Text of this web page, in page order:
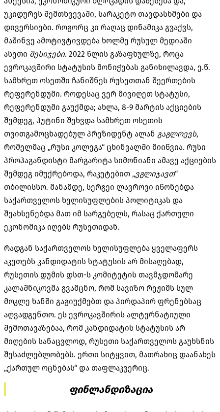
უკიდურეს შემთხვევაში, სარაკეტო თავდასხმები და
დივერსიები. როგორც კი რაღაც დინამიკა გვაქვს,
მაშინვე ამოტივტივდება ხოლმე რუსულ მედიაში
ასეთი მესიჯები. 2022 წლის გაზაფხულზე, როცა
ევროკავშირი სტატუსის მონიჭებას განიხილავდა, ე.წ.
სამხრეთ ოსეთში ჩანიშნეს რუსეთთან შეერთების
რეფერენდუმი. როდესაც ვერ მივიღეთ სტატუსი,
რეფერენდუმი გაუქმდა; ახლა, 8-9 მარტის აქციების
შემდეგ, პუტინი შეხვდა სამხრეთ ოსეთის
თვითგამოცხადებულ პრეზიდენტ ალან გაგლოევს,
რომელმაც „რუსი კოლეგა“ ცხინვალში მიიწვია. რუსი
პროპაგანდისტი მარგარიტა სიმონიანი ამავე აქციების
შემდეგ იმუქრებოდა, რაკეტებით „ვგლიჯავთ“
თბილისსო. მანამდე, სერგეი ლავროვი იწონებდა
საქართველოს ხელისუფლების პოლიტიკას და
შეახსენებდა მათ იმ სარგებელს, რასაც ქართული
ეკონომიკა იღებს რუსეთიდან.
რადგან საქართველოს ხელისუფლება ყველაფერს
აკეთებს კანდიდატის სტატუსის არ მისაღებად,
რუსეთის დუმის დსთ-ს კომიტეტის თავმჯდომარე
კალაშნიკოვმა გვამცნო, რომ სავიზო რეჟიმს სულ
მოკლე ხანში გაგიუქმებთ და პირდაპირ ფრენებსაც
აღვადგენთო. ეს ევროკავშირის ალტერნატიული
შემოთავაზებაა, რომ კანდიდატის სტატუსის არ
მიღების სანაცვლოდ, რუსეთი საქართველოს გაუხსნის
შესაძლებლობებს. ერთი სიტყვით, მათრახიც დაანახეს
„ქართულ ოცნებას“ და თაფლაკვერიც.
ფინლანდიზაცია